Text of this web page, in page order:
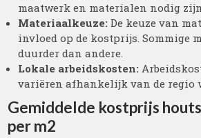
maatwerk en materialen nodig
Materiaalkeuze: De keuze van
invloed op de kostprijs. Sommige
duurder dan andere.
Lokale arbeidskosten:
variëren afhankelijk van de regio
Gemiddelde kostprijs
per m2